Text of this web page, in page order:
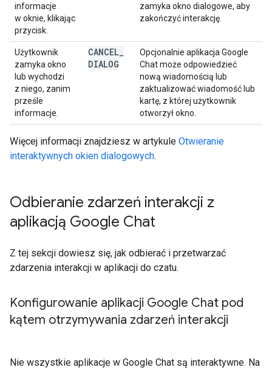
informacje
w oknie, klikając
przycisk.
zamyka okno dialogowe, aby
zakończyć interakcję.
Użytkownik
zamyka okno
lub wychodzi
z niego, zanim
prześle
informacje.
CANCEL
DIALOG
Opcjonalnie aplikacja Google
Chat może odpowiedzieć
nową wiadomością lub
zaktualizować wiadomość lub
kartę, z której użytkownik
otworzył okno.
Więcej informacji znajdziesz w artykule Otwieranie
interaktywnych okien dialogowych.
Odbieranie zdarzeń interakcji z
aplikacją Google Chat
Z tej sekcji dowiesz się, jak odbierać i przetwarzać
zdarzenia interakcji w aplikacji do czatu.
Konfigurowanie aplikacji Google Chat pod
kątem otrzymywania zdarzeń interakcji
Nie wszystkie aplikacje w Google Chat są interaktywne. Na